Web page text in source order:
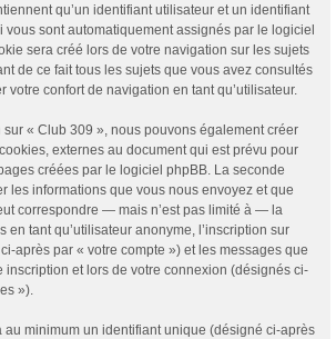
qu’un identifiant utilisateur et un identifiant
vous sont automatiquement assignés par le logiciel
sera créé lors de votre navigation sur les sujets
de ce fait tous les sujets que vous avez consultés
votre confort de navigation en tant qu’utilisateur.
« Club 309 », nous pouvons également créer
externes au document qui est prévu pour
créées par le logiciel phpBB. La seconde
les informations que vous nous envoyez et que
correspondre — mais n’est pas limité à — la
en tant qu’utilisateur anonyme, l’inscription sur
après par « votre compte ») et les messages que
inscription et lors de votre connexion (désignés ci-
»).
au minimum un identifiant unique (désigné ci-après